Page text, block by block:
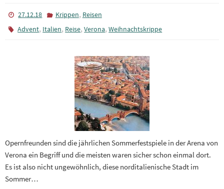
27.12.18 Krippen, Reisen
Advent, Italien, Reise,Verona,Weihnachtskrippe
Opernfreunden sind die jährlichen Sommerfestspiele in der Arena von
Verona ein Begriff und die meisten waren sicher schon einmal dort.
Es ist also nicht ungewöhnlich, diese norditalienische Stadt im
Sommer…